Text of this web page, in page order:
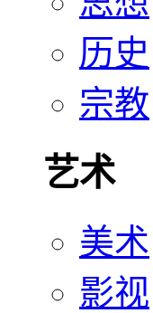
历史
宗教
艺术
美术
影视